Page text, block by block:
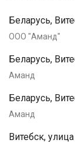
Беларусь,
ООО "Аманд"
Беларусь,
Аманд
Беларусь,
Аманд
Витебск,